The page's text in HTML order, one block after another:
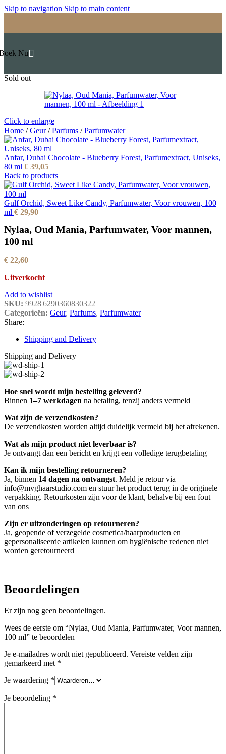
Skip to navigation Skip to main content
Nu
Sold out
Click to enlarge
Home / Geur/ Parfums / Parfumwater
Anfar, Dubai Chocolate - Blueberry Forest, Parfumextract, Uniseks,
80 ml € 39,05
Back to products
Gulf Orchid, Sweet Like Candy, Parfumwater, Voor vrouwen, 100
ml € 29,90
Nylaa, Oud Mania, Parfumwater, Voor mannen,
100 ml
€ 22,60
Uitverkocht
Add to wishlist
SKU: 9928|6290360830322
Categorieën: Geur, Parfums, Parfumwater
Share:
Shipping and Delivery
Shipping and Delivery
Hoe snel wordt mijn bestelling geleverd?
Binnen 1–7 werkdagen na betaling, tenzij anders vermeld
Wat zijn de verzendkosten?
De verzendkosten worden altijd duidelijk vermeld bij het afrekenen.
Wat als mijn product niet leverbaar is?
Je ontvangt dan een bericht en krijgt een volledige terugbetaling
Kan ik mijn bestelling retourneren?
Ja, binnen 14 dagen na ontvangst. Meld je retour via
info@mvghaarstudio.com en stuur het product terug in de originele
verpakking. Retourkosten zijn voor de klant, behalve bij een fout
van ons
Zijn er uitzonderingen op retourneren?
Ja, geopende of verzegelde cosmetica/haarproducten en
gepersonaliseerde artikelen kunnen om hygiënische redenen niet
worden geretourneerd
Beoordelingen
Er zijn nog geen beoordelingen.
Wees de eerste om “Nylaa, Oud Mania, Parfumwater, Voor mannen,
100 ml” te beoordelen
Je e-mailadres wordt niet gepubliceerd. Vereiste velden zijn
gemarkeerd met *
Je waardering *
Je beoordeling *